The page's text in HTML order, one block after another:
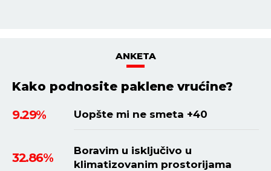
ANKETA
Kako podnosite paklene vrućine?
9.29%
Uopšte mi ne smeta +40
32.86%
Boravim u isključivo u
klimatizovanim prostorijama